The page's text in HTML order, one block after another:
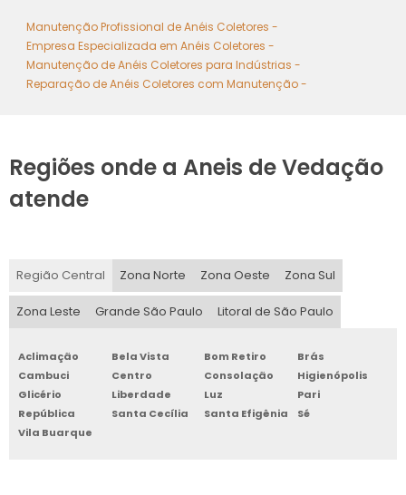
Manutenção Profissional de Anéis Coletores -
Empresa Especializada em Anéis Coletores -
Manutenção de Anéis Coletores para Indústrias -
Reparação de Anéis Coletores com Manutenção -
Regiões onde a Aneis de Vedação
atende
Região Central Zona Norte Zona Oeste Zona Sul
Zona Leste Grande São Paulo Litoral de São Paulo
Aclimação Bela Vista Bom Retiro
Brás
Cambuci
Centro Consolação
Higienópolis
Glicério
Liberdade Luz
Pari
República
Santa Cecília Santa Efigênia
Sé
Vila Buarque